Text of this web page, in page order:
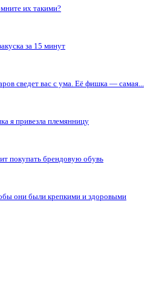
их такими?
за 15 минут
сведет вас с ума. Её фишка — самая...
я привезла племянницу
покупать брендовую обувь
они были крепкими и здоровыми